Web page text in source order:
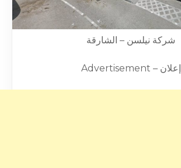
شركة نيلسن – الشارقة
Advertisement – إعلان